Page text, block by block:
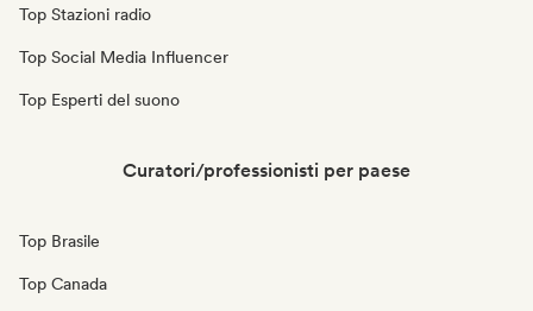
Top Stazioni radio
Top Social Media Influencer
Top Esperti del suono
Curatori/professionisti per paese
Top Brasile
Top Canada